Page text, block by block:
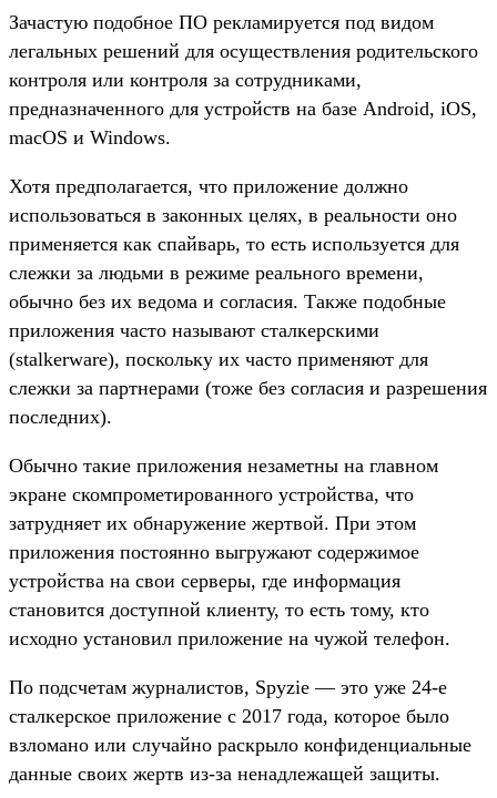
Зачастую подобное ПО рекламируется под видом
легальных решений для осуществления родительского
контроля или контроля за сотрудниками,
предназначенного для устройств на базе Android, iOS,
macOS и Windows.
Хотя предполагается, что приложение должно
использоваться в законных целях, в реальности оно
применяется как спайварь, то есть используется для
слежки за людьми в режиме реального времени,
обычно без их ведома и согласия. Также подобные
приложения часто называют сталкерскими
(stalkerware), поскольку их часто применяют для
слежки за партнерами (тоже без согласия и разрешения
последних).
Обычно такие приложения незаметны на главном
экране скомпрометированного устройства, что
затрудняет их обнаружение жертвой. При этом
приложения постоянно выгружают содержимое
устройства на свои серверы, где информация
становится доступной клиенту, то есть тому, кто
исходно установил приложение на чужой телефон.
По подсчетам журналистов, Spyzie — это уже 24-е
сталкерское приложение с 2017 года, которое было
взломано или случайно раскрыло конфиденциальные
данные своих жертв из-за ненадлежащей защиты.